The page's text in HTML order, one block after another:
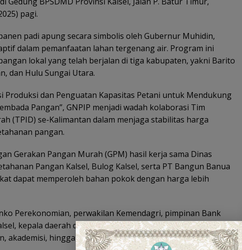
pagi.
padi apung secara simbolis oleh Gubernur Muhidin,
dalam pemanfaatan lahan tergenang air. Program ini
lokal yang telah berjalan di tiga kabupaten, yakni Barito
dan Hulu Sungai Utara.
Produksi dan Penguatan Kapasitas Petani untuk Mendukung
Pangan”, GNPIP menjadi wadah kolaborasi Tim
(TPID) se-Kalimantan dalam menjaga stabilitas harga
pangan.
Gerakan Pangan Murah (GPM) hasil kerja sama Dinas
Pangan Kalsel, Bulog Kalsel, serta PT Bangun Banua
dapat memperoleh bahan pokok dengan harga lebih
Perekonomian, perwakilan Kemendagri, pimpinan Bank
kepala daerah dan Sekda se-Kalimantan, pimpinan SKPD,
akademisi, hingga asosiasi terkait.